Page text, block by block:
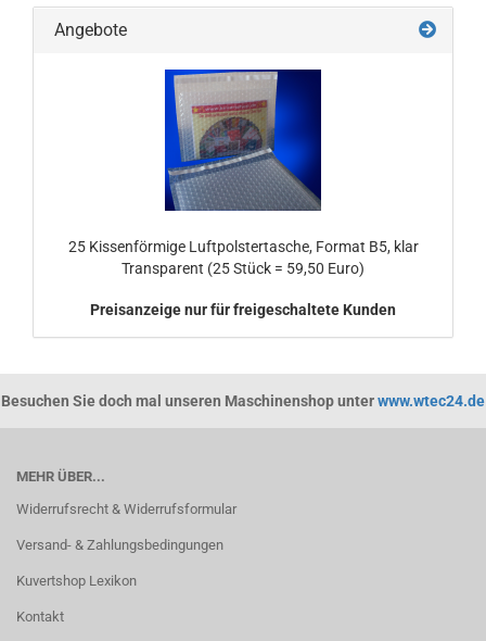
Angebote
25 Kissenförmige Luftpolstertasche, Format B5, klar
Transparent (25 Stück = 59,50 Euro)
Preisanzeige nur für freigeschaltete Kunden
Besuchen Sie doch mal unseren Maschinenshop unterwww.wtec24.de
MEHR ÜBER...
Widerrufsrecht & Widerrufsformular
Versand- & Zahlungsbedingungen
Kuvertshop Lexikon
Kontakt